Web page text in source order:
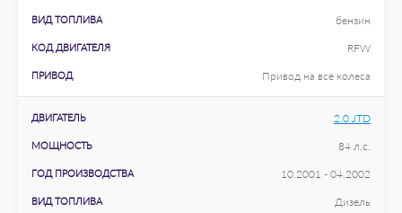
ВИД ТОПЛИВА бензин
КОД ДВИГАТЕЛЯ RFW
ПРИВОД Привод на все колеса
ДВИГАТЕЛЬ 2.0 JTD
МОЩНОСТЬ 84 л.с.
ГОД ПРОИЗВОДСТВА 10.2001 - 04.2002
ВИД ТОПЛИВА Дизель